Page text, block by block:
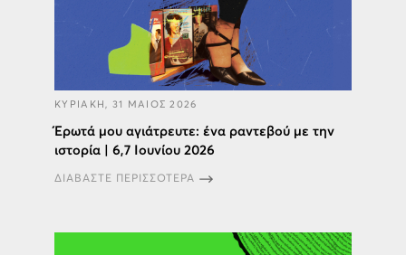
ΚΥΡΙΑΚΗ, 31 ΜΑΙΟΣ 2026
Έρωτά μου αγιάτρευτε: ένα ραντεβού με την
ιστορία | 6,7 Ιουνίου 2026
ΔΙΑΒΑΣΤΕ ΠΕΡΙΣΣΟΤΕΡΑ